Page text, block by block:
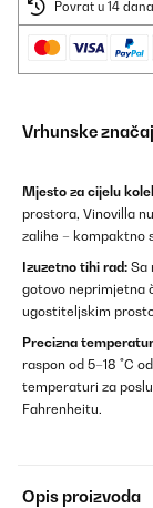
Povrat u 14 dana
Vrhunske
Mjesto za cijelu
prostora, Vinovilla
zalihe – kompaktno
Izuzetno tihi rad: Sa
gotovo neprimjetna
ugostiteljskim
Precizna
raspon od 5–18 °C
temperaturi za
Fahrenheitu.
Opis proizvoda